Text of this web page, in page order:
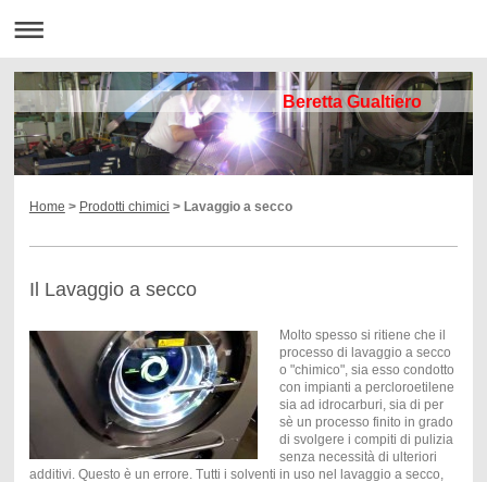
Beretta Gualtiero
Home > Prodotti chimici > Lavaggio a secco
Il Lavaggio a secco
Molto spesso si ritiene che il
processo di lavaggio a secco
o "chimico", sia esso condotto
con impianti a percloroetilene
sia ad idrocarburi, sia di per
sè un processo finito in grado
di svolgere i compiti di pulizia
senza necessità di ulteriori
additivi. Questo è un errore. Tutti i solventi in uso nel lavaggio a secco,